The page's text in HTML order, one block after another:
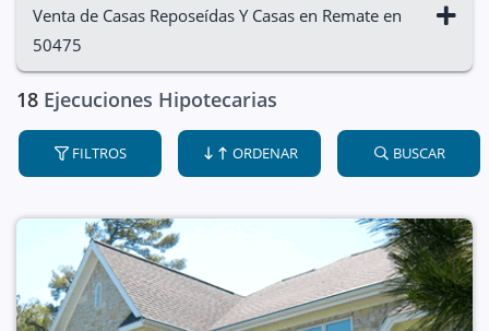
Venta de Casas Reposeídas Y Casas en Remate en
50475
18 Ejecuciones Hipotecarias
FILTROS ORDENAR BUSCAR